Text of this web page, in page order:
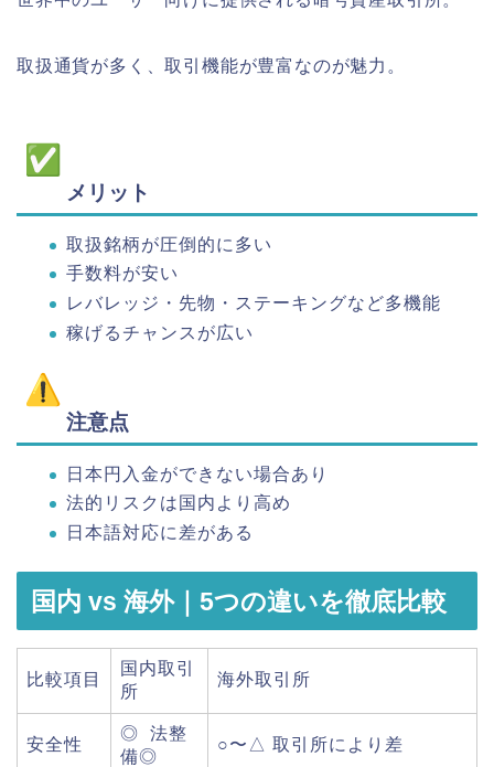
取扱通貨が多く、取引機能が豊富なのが魅力。
メリット
取扱銘柄が圧倒的に多い
手数料が安い
レバレッジ・先物・ステーキングなど多機能
稼げるチャンスが広い
注意点
日本円入金ができない場合あり
法的リスクは国内より高め
日本語対応に差がある
国内 vs 海外｜5つの違いを徹底比較
比較項目
国内取引
所
海外取引所
安全性
◎ 法整
備◎
○〜△ 取引所により差